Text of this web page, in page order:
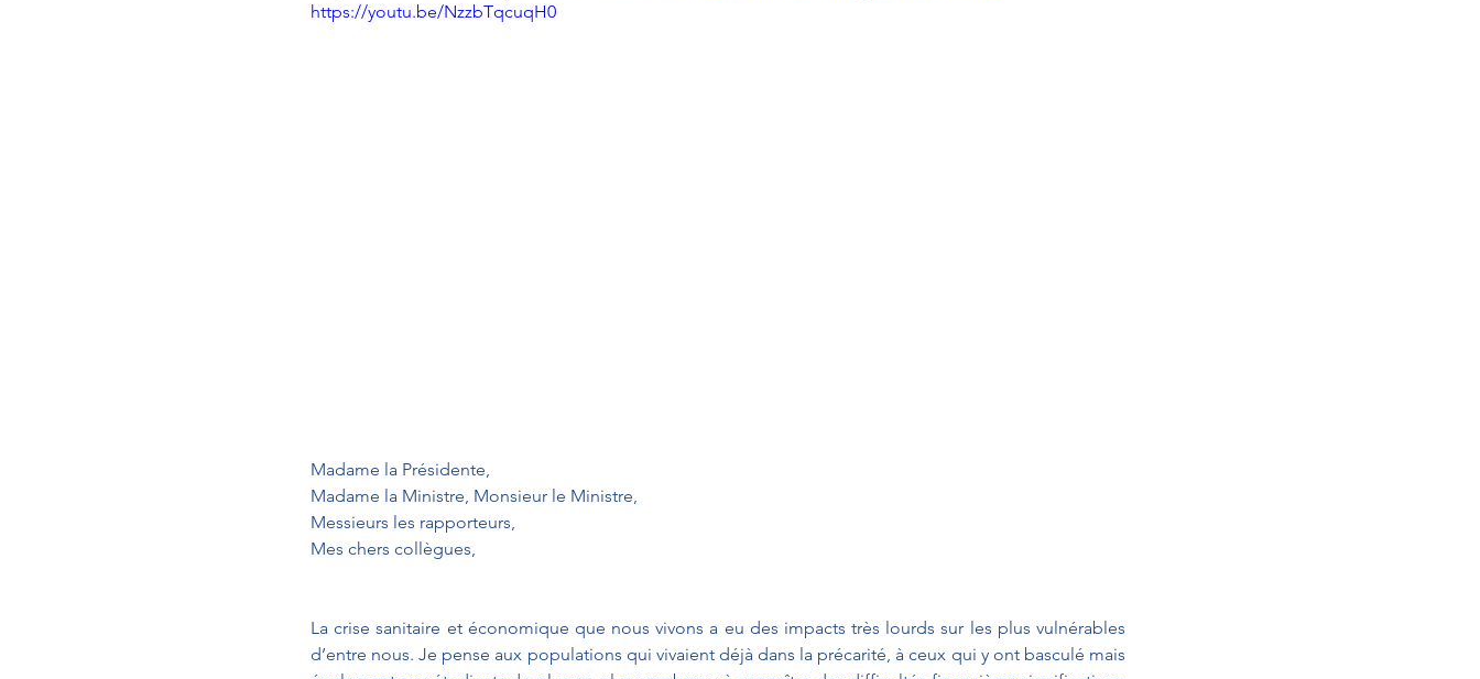
https://youtu.be/NzzbTqcuqH0
Madame la Présidente,
Madame la Ministre, Monsieur le Ministre,
Messieurs les rapporteurs,
Mes chers collègues,
La crise sanitaire et économique que nous vivons a eu des impacts très lourds sur les plus vulnérables
d’entre nous. Je pense aux populations qui vivaient déjà dans la précarité, à ceux qui y ont basculé mais